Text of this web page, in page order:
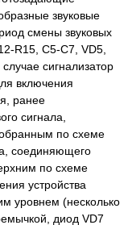
звуковые
смены звуковых
R15, С5-С7, VD5,
сигнализатор
включения
ранее
сигнала,
по схеме
соединяющего
по схеме
устройства
уровнем (несколько
диод VD7